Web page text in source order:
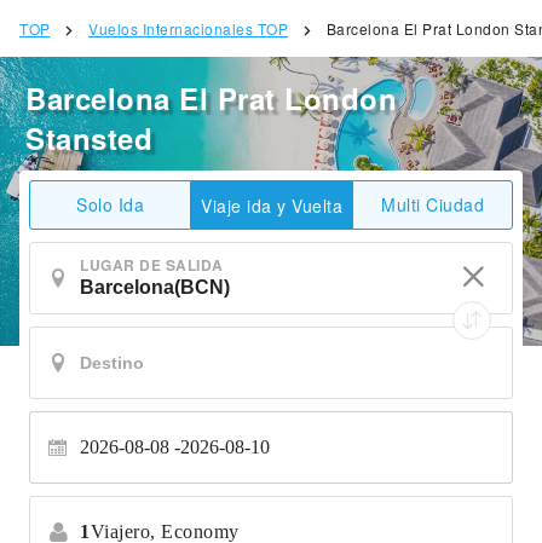
TOP Vuelos Internacionales TOP Barcelona El Prat London
Barcelona El Prat London
Stansted
Solo Ida Viaje ida y Vuelta Multi Ciudad
LUGAR DE SALIDA
2026-08-08 2026-08-10
1Viajero, Economy